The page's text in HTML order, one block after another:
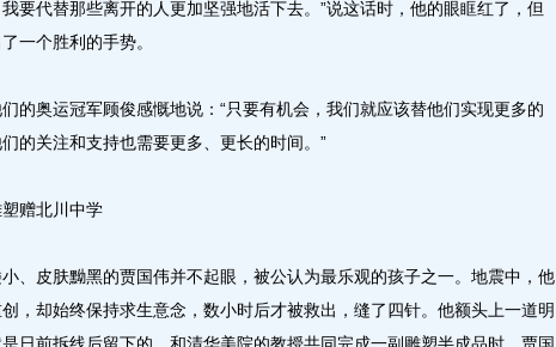
要代替那些离开的人更加坚强地活下去。”说这话时，他的眼眶红了，但
一个胜利的手势。
奥运冠军顾俊感慨地说：“只要有机会，我们就应该替他们实现更多的
的关注和支持也需要更多、更长的时间。”
赠北川中学
皮肤黝黑的贾国伟并不起眼，被公认为最乐观的孩子之一。地震中，他
，却始终保持求生意念，数小时后才被救出，缝了四针。他额头上一道明